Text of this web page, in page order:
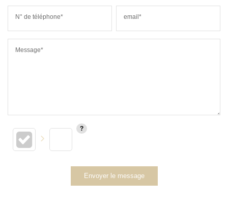
N° de téléphone* email*
Message*
Envoyer le message